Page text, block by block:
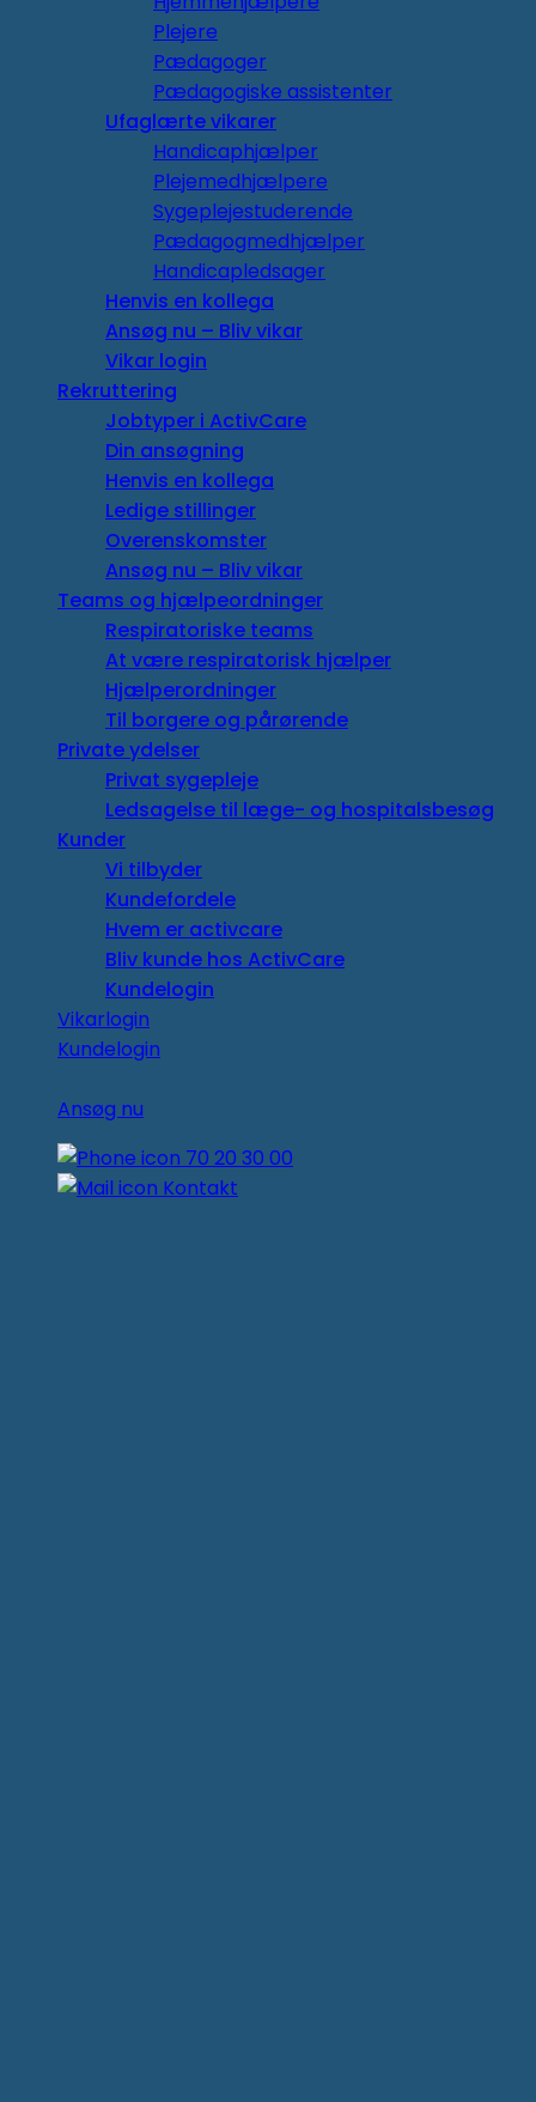
Plejere
Pædagoger
Pædagogiske assistenter
Ufaglærte vikarer
Handicaphjælper
Plejemedhjælpere
Sygeplejestuderende
Pædagogmedhjælper
Handicapledsager
Henvis en kollega
Ansøg nu – Bliv vikar
Vikar login
Rekruttering
Jobtyper i ActivCare
Din ansøgning
Henvis en kollega
Ledige stillinger
Overenskomster
Ansøg nu – Bliv vikar
Teams og hjælpeordninger
Respiratoriske teams
At være respiratorisk hjælper
Hjælperordninger
Til borgere og pårørende
Private ydelser
Privat sygepleje
Ledsagelse til læge- og hospitalsbesøg
Kunder
Vi tilbyder
Kundefordele
Hvem er activcare
Bliv kunde hos ActivCare
Kundelogin
Vikarlogin
Kundelogin
Ansøg nu
70 20 30 00
Kontakt